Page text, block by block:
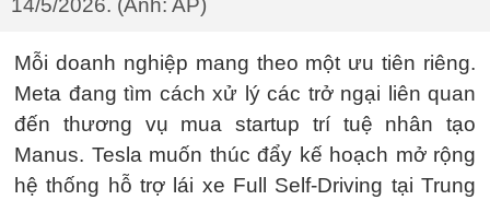
14/5/2026. (Ảnh: AP)
Mỗi doanh nghiệp mang theo một ưu tiên riêng.
Meta đang tìm cách xử lý các trở ngại liên quan
đến thương vụ mua startup trí tuệ nhân tạo
Manus. Tesla muốn thúc đẩy kế hoạch mở rộng
hệ thống hỗ trợ lái xe Full Self-Driving tại Trung